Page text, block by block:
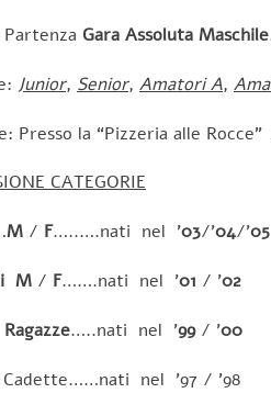
Partenza Gara Assoluta Maschile
Junior, Senior, Amatori A,
Presso la “Pizzeria alle
CATEGORIE
M / F…..….nati nel ’03/’04/’05
M / F…….nati nel ’01 / ’02
Ragazze…..nati nel ’99/ ’00
nel ’97 / ’98